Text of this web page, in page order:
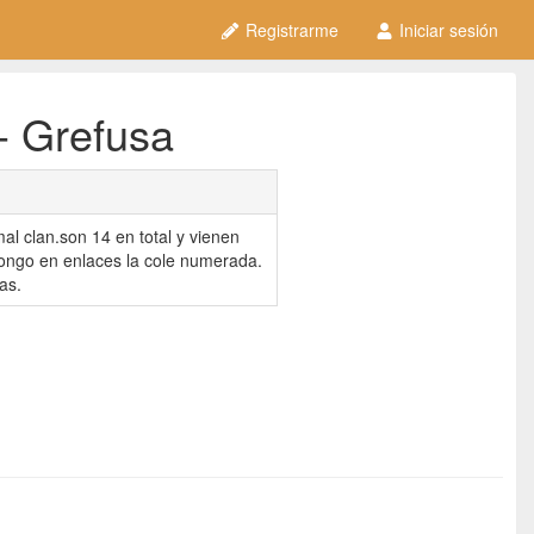
Registrarme Iniciar sesión
Grefusa
clan.son 14 en total y vienen
en enlaces la cole numerada.